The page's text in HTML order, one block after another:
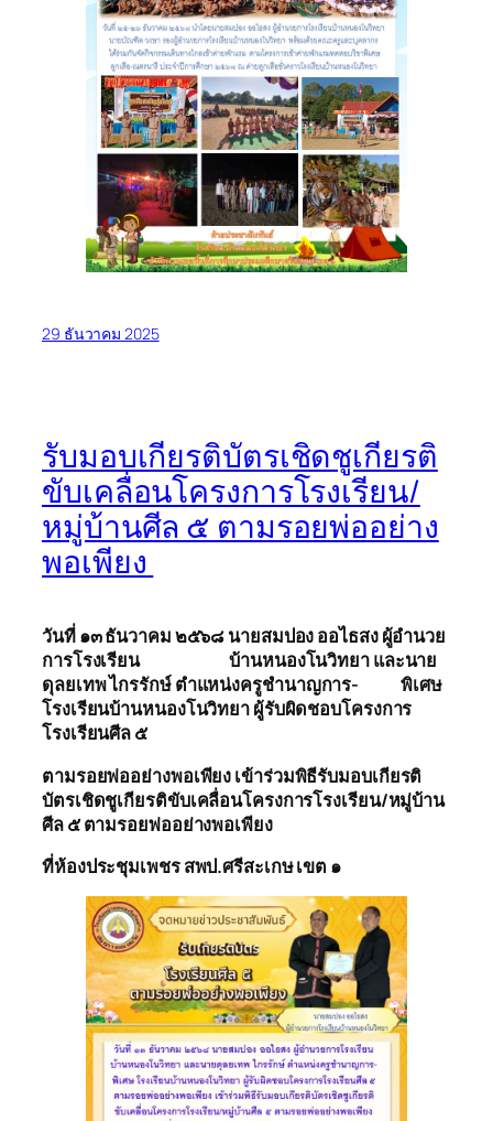
29 ธันวาคม 2025
รับมอบเกียรติบัตรเชิดชูเกียรติ
ขับเคลื่อนโครงการโรงเรียน/
หมู่บ้านศีล ๕ ตามรอยพ่ออย่าง
พอเพียง
วันที่๑๓ธันวาคม๒๕๖๘นายสมปอง ออไธสง ผู้อำนวย
การโรงเรียน บ้านหนองโนวิทยา และนาย
ดุลยเทพ ไกรรักษ์ ตำแหน่งครูชำนาญการ- พิเศษ
โรงเรียนบ้านหนองโนวิทยา ผู้รับผิดชอบโครงการ
โรงเรียนศีล๕
ตามรอยพ่ออย่างพอเพียง เข้าร่วมพิธีรับมอบเกียรติ
บัตรเชิดชูเกียรติขับเคลื่อนโครงการโรงเรียน/หมู่บ้าน
ศีล๕ตามรอยพ่ออย่างพอเพียง
ที่ห้องประชุมเพชรสพป.ศรีสะเกษ เขต ๑